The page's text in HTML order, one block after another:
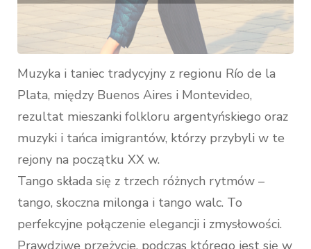
Muzyka i taniec tradycyjny z regionu Río de la
Plata, między Buenos Aires i Montevideo,
rezultat mieszanki folkloru argentyńskiego oraz
muzyki i tańca imigrantów, którzy przybyli w te
rejony na początku XX w.
Tango składa się z trzech różnych rytmów –
tango, skoczna milonga i tango walc. To
perfekcyjne połączenie elegancji i zmysłowości.
Prawdziwe przeżycie, podczas którego jest się w